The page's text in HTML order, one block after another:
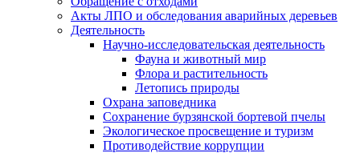
Акты ЛПО и обследования аварийных деревьев
Деятельность
Научно-исследовательская деятельность
Фауна и животный мир
Флора и растительность
Летопись природы
Охрана заповедника
Сохранение бурзянской бортевой пчелы
Экологическое просвещение и туризм
Противодействие коррупции